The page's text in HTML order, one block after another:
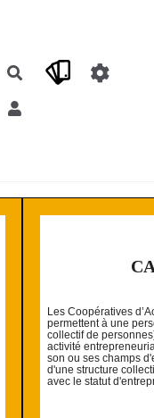
Rechercher
Les Coopératives
permettent à une
collectif de
activité
son ou ses champs
d'une structure
avec le statut